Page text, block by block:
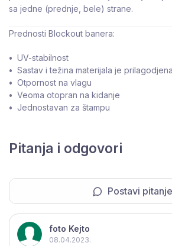
sa jedne (prednje, bele) strane.
Prednosti Blockout banera:
• UV-stabilnost
• Sastav i težina materijala je
• Otpornost na vlagu
• Veoma otopran na kidanje
• Jednostavan za štampu
Pitanja i odgovori
Postavi pitanje
foto Kejto
08.04.2023.